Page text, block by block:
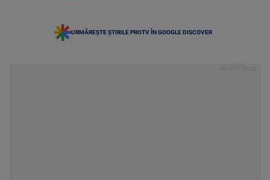
URMĂREȘTE ȘTIRILE PROTV ÎN GOOGLE DISCOVER